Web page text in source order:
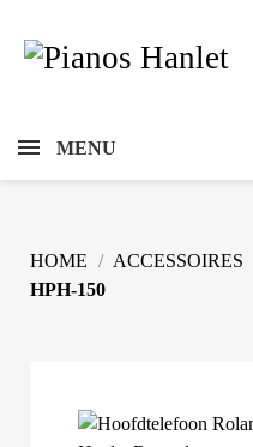
MENU
HOME ACCESSOIRES
HPH-150